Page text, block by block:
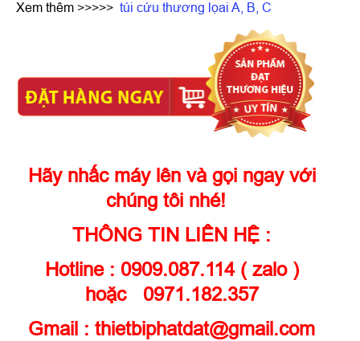
Xem thêm >>>>> túi cứu thương lọai A, B, C
Hãy nhấc máy lên và gọi ngay với
chúng tôi nhé!
THÔNG TIN LIÊN HỆ :
Hotline : 0909.087.114 ( zalo )
hoặc 0971.182.357
Gmail : thietbiphatdat@gmail.com